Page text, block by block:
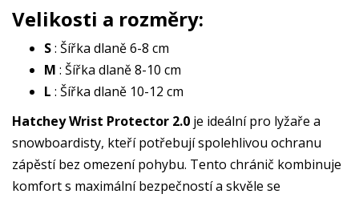
Velikosti a rozměry:
S: Šířka dlaně 6-8 cm
M : Šířka dlaně 8-10 cm
L : Šířka dlaně 10-12 cm
Hatchey Wrist Protector 2.0 je ideální pro lyžaře a
snowboardisty, kteří potřebují spolehlivou ochranu
zápěstí bez omezení pohybu. Tento chránič kombinuje
komfort s maximální bezpečností a skvěle se